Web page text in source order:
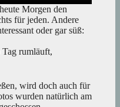
Morgen den
für jeden. Andere
oder gar süß:
rumläuft,
wird doch auch für
wurden natürlich am